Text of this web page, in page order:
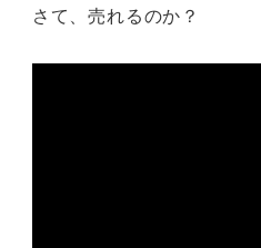
さて、売れるのか？